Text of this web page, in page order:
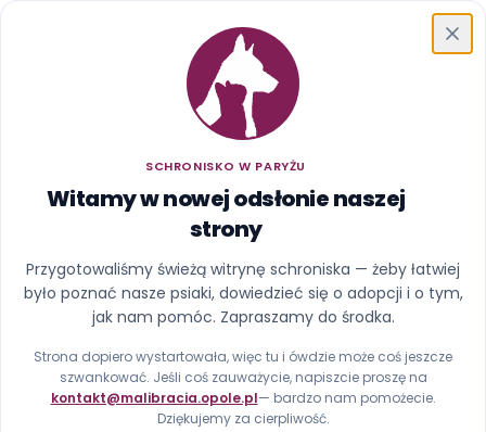
SCHRONISKO W PARYŻU
Witamy w nowej odsłonie naszej
strony
Przygotowaliśmy świeżą witrynę schroniska — żeby łatwiej
było poznać nasze psiaki, dowiedzieć się o adopcji i o tym,
jak nam pomóc. Zapraszamy do środka.
Strona dopiero wystartowała, więc tu i ówdzie może coś jeszcze
szwankować. Jeśli coś zauważycie, napiszcie proszę na
kontakt@malibracia.opole.pl— bardzo nam pomożecie.
Dziękujemy za cierpliwość.
Schronisko w Paryżu
Ups, ta strona uciekła z
kojca
Nie znaleźliśmy strony pod tym adresem (błąd 404).
Strona główna Zobacz psiaki